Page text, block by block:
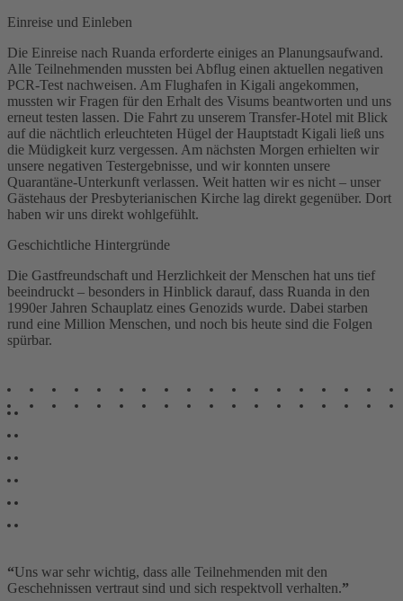
Einreise und Einleben
Die Einreise nach Ruanda erforderte einiges an Planungsaufwand.
Alle Teilnehmenden mussten bei Abflug einen aktuellen negativen
PCR-Test nachweisen. Am Flughafen in Kigali angekommen,
mussten wir Fragen für den Erhalt des Visums beantworten und uns
erneut testen lassen. Die Fahrt zu unserem Transfer-Hotel mit Blick
auf die nächtlich erleuchteten Hügel der Hauptstadt Kigali ließ uns
die Müdigkeit kurz vergessen. Am nächsten Morgen erhielten wir
unsere negativen Testergebnisse, und wir konnten unsere
Quarantäne-Unterkunft verlassen. Weit hatten wir es nicht – unser
Gästehaus der Presbyterianischen Kirche lag direkt gegenüber. Dort
haben wir uns direkt wohlgefühlt.
Geschichtliche Hintergründe
Die Gastfreundschaft und Herzlichkeit der Menschen hat uns tief
beeindruckt – besonders in Hinblick darauf, dass Ruanda in den
1990er Jahren Schauplatz eines Genozids wurde. Dabei starben
rund eine Million Menschen, und noch bis heute sind die Folgen
spürbar.
“Uns war sehr wichtig, dass alle Teilnehmenden mit den
Geschehnissen vertraut sind und sich respektvoll verhalten.”